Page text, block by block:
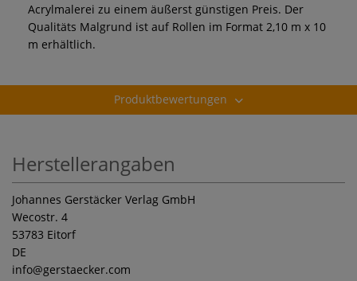
Acrylmalerei zu einem äußerst günstigen Preis. Der
Qualitäts Malgrund ist auf Rollen im Format 2,10 m x 10
m erhältlich.
Produktbewertungen
Herstellerangaben
Johannes Gerstäcker Verlag GmbH
Wecostr. 4
53783 Eitorf
DE
info@gerstaecker.com